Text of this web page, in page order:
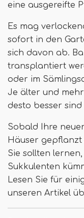
eine ausgereifte
Es mag
sofort in den
sich davon ab.
transplantiert
oder im
Je älter und
desto besser
Sobald Ihre
Häuser gepflanzt
Sie sollten
Sukkulenten
Lesen Sie für
unseren Artikel